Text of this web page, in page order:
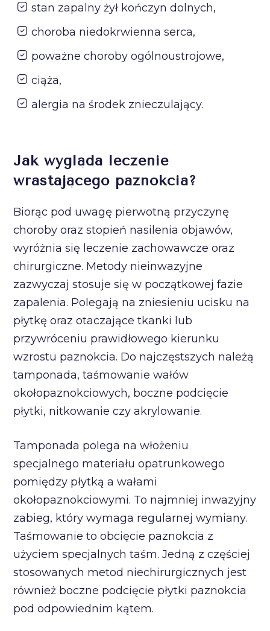
stan zapalny żył kończyn dolnych,
choroba niedokrwienna serca,
poważne choroby ogólnoustrojowe,
ciąża,
alergia na środek znieczulający.
Jak wygląda leczenie
wrastającego paznokcia?
Biorąc pod uwagę pierwotną przyczynę
choroby oraz stopień nasilenia objawów,
wyróżnia się leczenie zachowawcze oraz
chirurgiczne. Metody nieinwazyjne
zazwyczaj stosuje się w początkowej fazie
zapalenia. Polegają na zniesieniu ucisku na
płytkę oraz otaczające tkanki lub
przywróceniu prawidłowego kierunku
wzrostu paznokcia. Do najczęstszych należą
tamponada, taśmowanie wałów
okołopaznokciowych, boczne podcięcie
płytki, nitkowanie czy akrylowanie.
Tamponada polega na włożeniu
specjalnego materiału opatrunkowego
pomiędzy płytką a wałami
okołopaznokciowymi. To najmniej inwazyjny
zabieg, który wymaga regularnej wymiany.
Taśmowanie to obcięcie paznokcia z
użyciem specjalnych taśm. Jedną z częściej
stosowanych metod niechirurgicznych jest
również boczne podcięcie płytki paznokcia
pod odpowiednim kątem.